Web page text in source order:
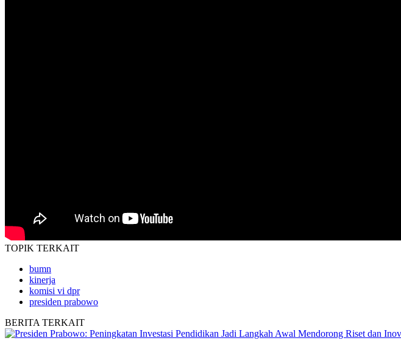
TOPIK TERKAIT
bumn
kinerja
komisi vi dpr
presiden prabowo
BERITA TERKAIT